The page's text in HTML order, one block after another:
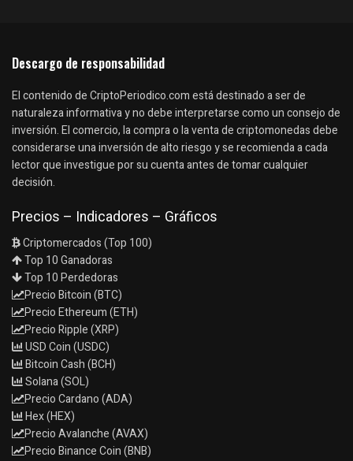
Descargo de responsabilidad
El contenido de CriptoPeriodico.com está destinado a ser de
naturaleza informativa y no debe interpretarse como un consejo de
inversión. El comercio, la compra o la venta de criptomonedas debe
considerarse una inversión de alto riesgo y se recomienda a cada
lector que investigue por su cuenta antes de tomar cualquier
decisión.
Precios – Indicadores – Gráficos
Criptomercados (Top 100)
Top 10 Ganadoras
Top 10 Perdedoras
Precio Bitcoin (BTC)
Precio Ethereum (ETH)
Precio Ripple (XRP)
USD Coin (USDC)
Bitcoin Cash (BCH)
Solana (SOL)
Precio Cardano (ADA)
Hex (HEX)
Precio Avalanche (AVAX)
Precio Binance Coin (BNB)